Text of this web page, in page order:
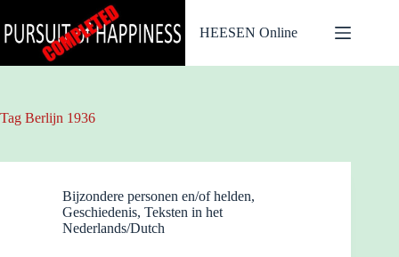
naar
de
HEESEN Online
Tag Berlijn 1936
Bijzondere personen en/of helden,
Geschiedenis, Teksten in het
Nederlands/Dutch